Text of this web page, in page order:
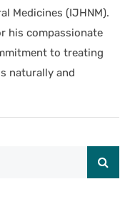
Medicines (IJHNM).
his compassionate
to treating
naturally and